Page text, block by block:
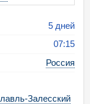
5 дней
07:15
Россия
Залесский